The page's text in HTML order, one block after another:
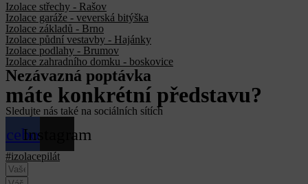
Izolace střechy - Rašov
Izolace garáže - veverská bitýška
Izolace základů - Brno
Izolace půdní vestavby - Hajánky
Izolace podlahy - Brumov
Izolace zahradního domku - boskovice
Nezávazná poptávka
máte konkrétní představu?
Sledujte nás také na sociálních sítích
Instagram
#izolacepilát